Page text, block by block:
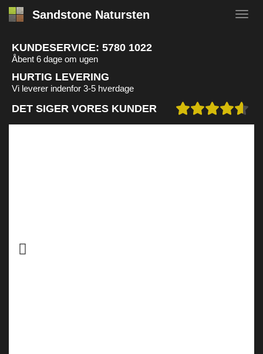
Sandstone Natursten
KUNDESERVICE: 5780 1022
Åbent 6 dage om ugen
HURTIG LEVERING
Vi leverer indenfor 3-5 hverdage
DET SIGER VORES KUNDER